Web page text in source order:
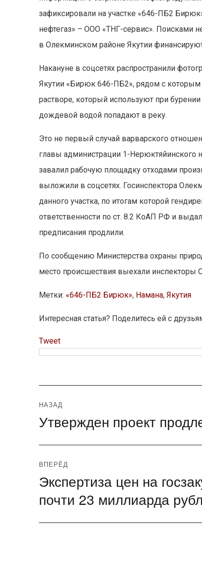
зафиксировали на участке «646-ПБ2
нефтегаз» – ООО «ТНГ-сервис». Поисками
в Олекминском районе Якутии
Накануне в соцсетях распространили
Якутии «Бирюк 646-ПБ2», рядом с
растворе, который используют при
дождевой водой попадают в реку.
Это не первый случай варварского
главы администрации 1-Нерюктяйинского
завалил рабочую площадку отходами
выложили в соцсетях. Госинспектора
данного участка, по итогам которой
ответственности по ст. 8.2 КоАП РФ и
предписания продлили.
По сообщению Министерства охраны
место происшествия выехали инспекторы
Метки: «646-ПБ2 Бирюк», Намана,Якутия
Интересная статья? Поделитесь ей с
Tweet
Навигация
по
записям
НАЗАД
Предыдущая
Утвержден проект
ВПЕРЁД
Следующая
Экспертиза цен на
почти 23 миллиарда